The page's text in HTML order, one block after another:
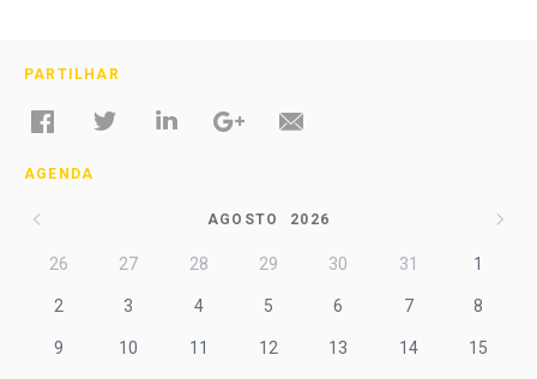
PARTILHAR
AGENDA
AGOSTO 2026
26 27 28 29 30 31 1
2 3 4 5 6 7 8
9 10 11 12 13 14 15